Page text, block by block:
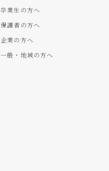
卒業生の方へ
保護者の方へ
企業の方へ
一般・地域の方へ